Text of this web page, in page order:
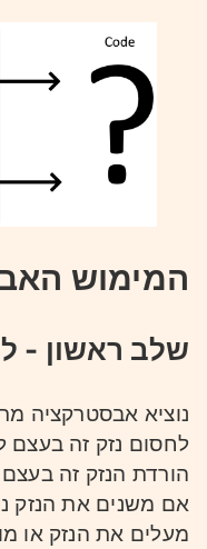
המימוש
שלב ראשון -
נוציא אבסטרקציה
לחסום נזק זה בעצם
הורדת הנזק זה
אם משנים את הנזק
מעלים את הנזק או